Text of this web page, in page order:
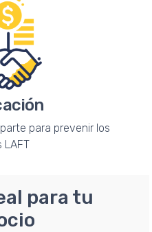
para prevenir los
LAFT
para tu